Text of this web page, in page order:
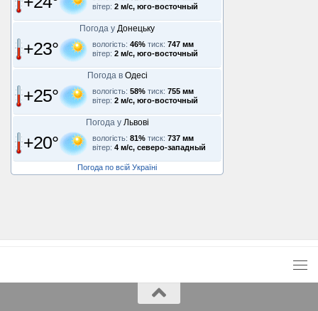
вітер: 2 м/с, юго-восточный
Погода у Донецьку
+23° вологість: 46% тиск: 747 мм
вітер: 2 м/с, юго-восточный
Погода в Одесі
+25° вологість: 58% тиск: 755 мм
вітер: 2 м/с, юго-восточный
Погода у Львові
+20° вологість: 81% тиск: 737 мм
вітер: 4 м/с, северо-западный
Погода по всій Україні